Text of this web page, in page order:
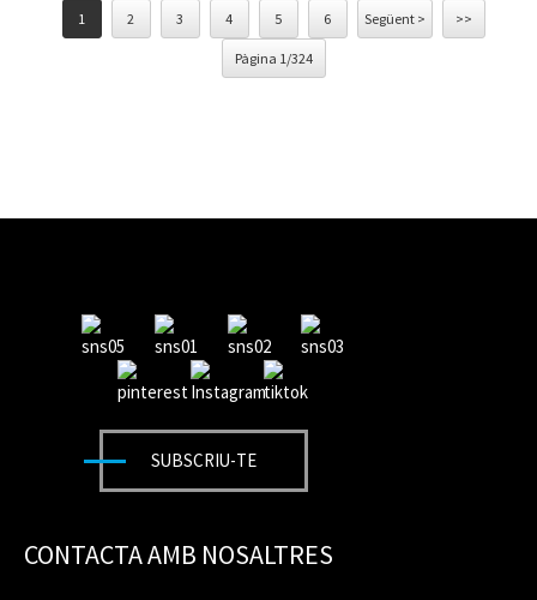
1 2 3 4 5 6 Següent > >>
Pàgina 1/324
SUBSCRIU-TE
CONTACTA AMB NOSALTRES